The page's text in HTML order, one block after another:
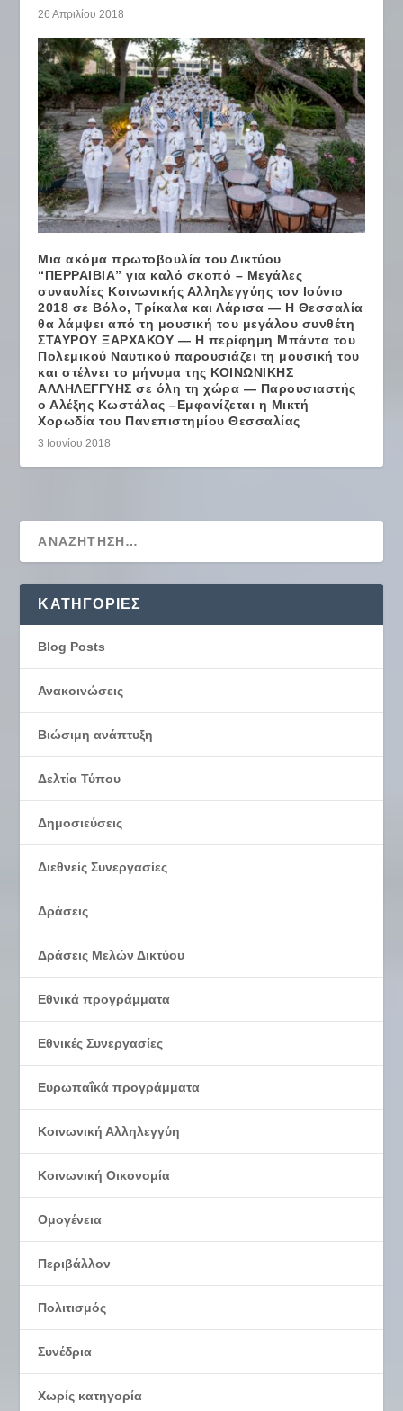
26 Απριλίου 2018
Μια ακόμα πρωτοβουλία του Δικτύου
“ΠΕΡΡΑΙΒΙΑ” για καλό σκοπό – Μεγάλες
συναυλίες Κοινωνικής Αλληλεγγύης τον Ιούνιο
2018 σε Βόλο, Τρίκαλα και Λάρισα — Η Θεσσαλία
θα λάμψει από τη μουσική του μεγάλου συνθέτη
ΣΤΑΥΡΟΥ ΞΑΡΧΑΚΟΥ — Η περίφημη Μπάντα του
Πολεμικού Ναυτικού παρουσιάζει τη μουσική του
και στέλνει το μήνυμα της ΚΟΙΝΩΝΙΚΗΣ
ΑΛΛΗΛΕΓΓΥΗΣ σε όλη τη χώρα — Παρουσιαστής
ο Αλέξης Κωστάλας –Εμφανίζεται η Μικτή
Χορωδία του Πανεπιστημίου Θεσσαλίας
3 Ιουνίου 2018
KΑΤΗΓΟΡΊΕΣ
Blog Posts
Ανακοινώσεις
Βιώσιμη ανάπτυξη
Δελτία Τύπου
Δημοσιεύσεις
Διεθνείς Συνεργασίες
Δράσεις
Δράσεις Μελών Δικτύου
Εθνικά προγράμματα
Εθνικές Συνεργασίες
Ευρωπαΐκά προγράμματα
Κοινωνική Αλληλεγγύη
Κοινωνική Οικονομία
Ομογένεια
Περιβάλλον
Πολιτισμός
Συνέδρια
Χωρίς κατηγορία